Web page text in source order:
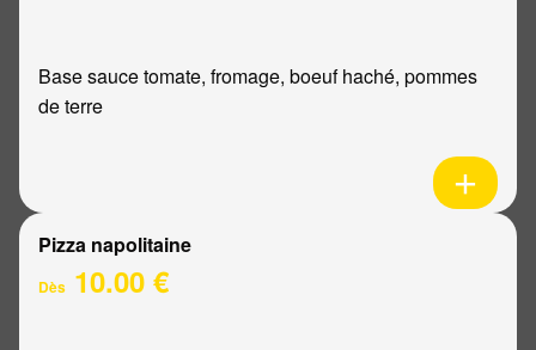
Base sauce tomate, fromage, boeuf haché, pommes
de terre
Pizza napolitaine
Dès 10.00 €